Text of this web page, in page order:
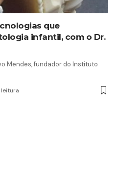
que
infantil, com o Dr.
Mendes, fundador do Instituto